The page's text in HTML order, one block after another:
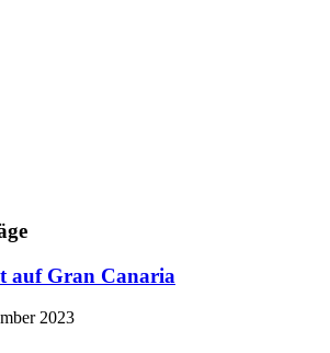
auf Gran Canaria
2023